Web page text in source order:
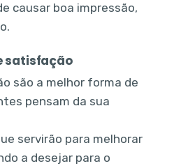
causar boa impressão,
satisfação
são a melhor forma de
pensam da sua
servirão para melhorar
a desejar para o